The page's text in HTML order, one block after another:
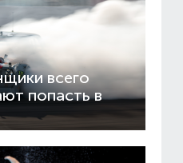
всего
попасть в